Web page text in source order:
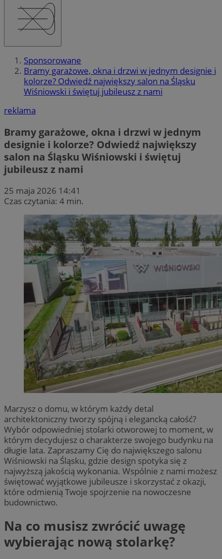
Sponsorowane
Bramy garażowe, okna i drzwi w jednym designie i
kolorze? Odwiedź największy salon na Śląsku
Wiśniowski i świętuj jubileusz z nami
reklama
Bramy garażowe, okna i drzwi w jednym
designie i kolorze? Odwiedź największy
salon na Śląsku Wiśniowski i świętuj
jubileusz z nami
25 maja 2026 14:41
Czas czytania: 4 min.
Marzysz o domu, w którym każdy detal
architektoniczny tworzy spójną i elegancką całość?
Wybór odpowiedniej stolarki otworowej to moment, w
którym decydujesz o charakterze swojego budynku na
długie lata. Zapraszamy Cię do największego salonu
Wiśniowski na Śląsku, gdzie design spotyka się z
najwyższą jakością wykonania. Wspólnie z nami możesz
świętować wyjątkowe jubileusze i skorzystać z okazji,
które odmienią Twoje spojrzenie na nowoczesne
budownictwo.
Na co musisz zwrócić uwagę
wybierając nową stolarkę?